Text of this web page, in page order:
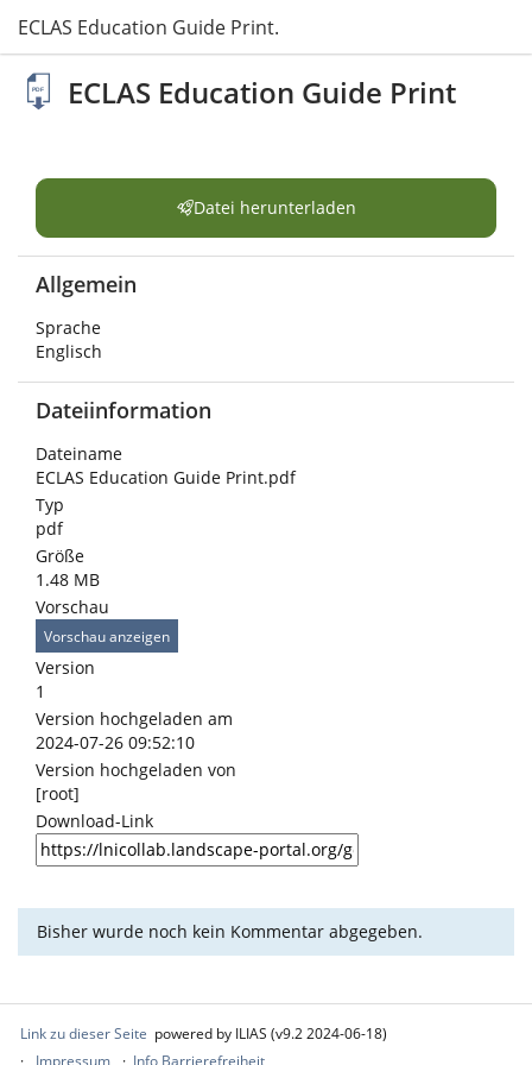
ECLAS Education Guide Print.pdf
ECLAS Education Guide Print
Datei herunterladen
Allgemein
Sprache
Englisch
Dateiinformation
Dateiname
ECLAS Education Guide Print.pdf
Typ
pdf
Größe
1.48 MB
Vorschau
Vorschau anzeigen
Version
1
Version hochgeladen am
2024-07-26 09:52:10
Version hochgeladen von
[root]
Download-Link
Bisher wurde noch kein Kommentar abgegeben.
Link zu dieser Seite powered by ILIAS (v9.2 2024-06-18)